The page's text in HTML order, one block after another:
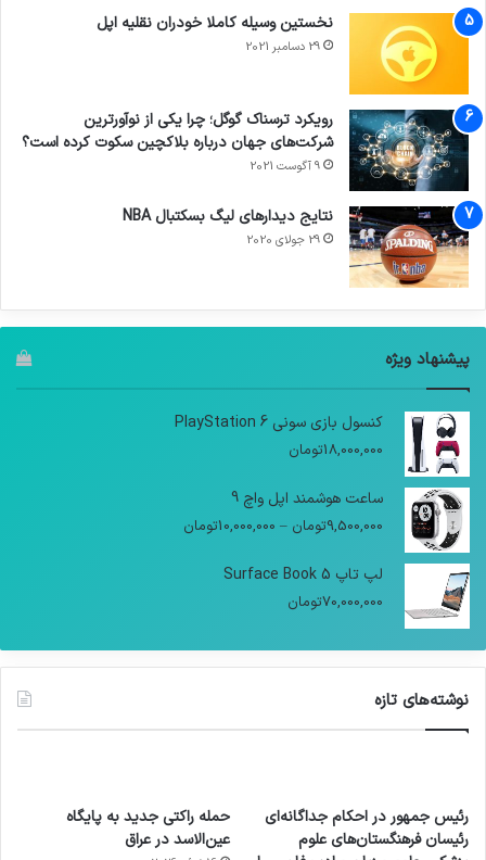
نخستین وسیله کاملا خودران نقلیه اپل
29 دسامبر 2021
رویکرد ترسناک گوگل؛ چرا یکی از نوآورترین
شرکت‌های جهان درباره بلاکچین سکوت کرده است؟
9 آگوست 2021
نتایج دیدار‌های لیگ بسکتبال NBA
29 جولای 2020
پیشنهاد ویژه
کنسول بازی سونی PlayStation 6
18,000,000تومان
ساعت هوشمند اپل واچ 9
9,500,000تومان –
10,000,000تومان
لپ تاپ Surface Book 5
70,000,000تومان
نوشته‌های تازه
رئیس جمهور در احکام جداگانه‌ای
رئیسان فرهنگستان‌های علوم
حمله راکتی جدید به پایگاه
عین‌الاسد در عراق